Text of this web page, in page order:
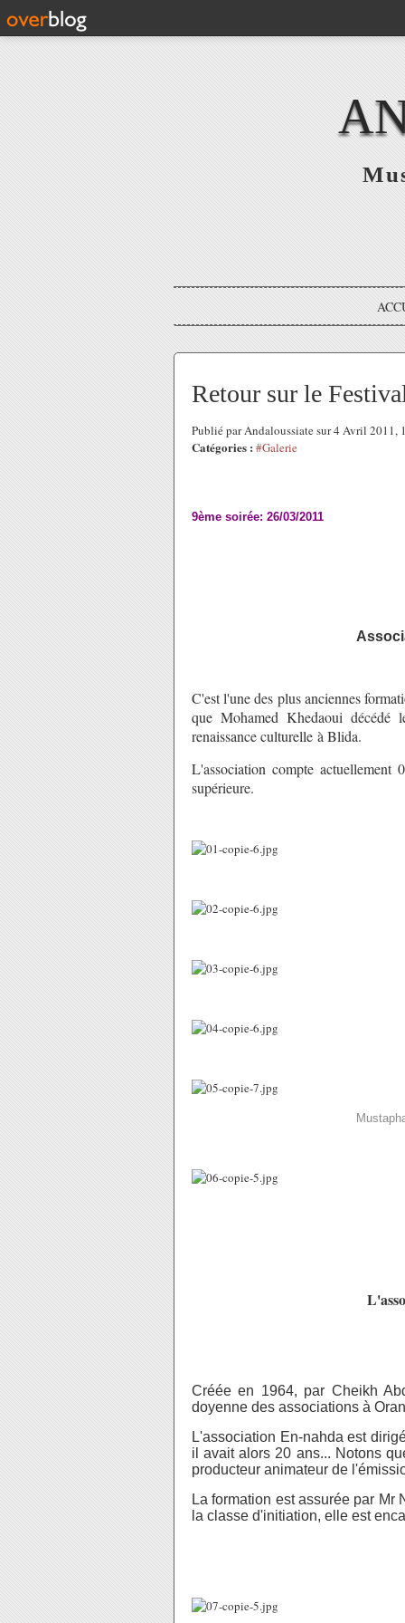
Retour sur le
Publié par Andaloussiate sur 4 Avril 2011,
Catégories : #Galerie
9ème soirée: 26/03/2011
C'est l'une des plus anciennes
que Mohamed Khedaoui
renaissance culturelle à Blida.
L'association compte actuellement
supérieure.
Créée en 1964, par Cheikh
doyenne des associations à
L'association En-nahda est
il avait alors 20 ans... Notons
producteur animateur de
La formation est assurée par
la classe d'initiation, elle est